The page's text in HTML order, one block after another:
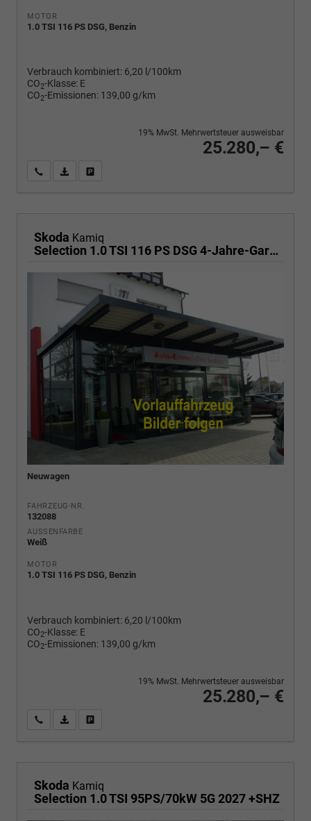
MOTOR
1.0 TSI 116 PS DSG, Benzin
Verbrauch kombiniert: 6,20 l/100km
CO2-Klasse: E
CO2-Emissionen: 139,00 g/km
25.280,– €
19% MwSt. Mehrwertsteuer ausweisbar
Wir rufen Sie anPDF-Fahrzeugexposé drucken
Skoda Kamiq
Selection 1.0 TSI 116 PS DSG 4-Jahre-Garantie--Kessy-16" Alu-2-Zonen-Climatronic-Tempomat-LED-AppleCarPlay-AndroidAuto-Rückfahrkamera-2xPDC
Neuwagen
FAHRZEUG-NR.
132088
AUSSENFARBE
Weiß
MOTOR
1.0 TSI 116 PS DSG, Benzin
Verbrauch kombiniert: 6,20 l/100km
CO2-Klasse: E
CO2-Emissionen: 139,00 g/km
25.280,– €
19% MwSt. Mehrwertsteuer ausweisbar
Wir rufen Sie anPDF-Fahrzeugexposé drucken
Skoda Kamiq
Selection 1.0 TSI 95PS/70kW 5G 2027 +SHZ